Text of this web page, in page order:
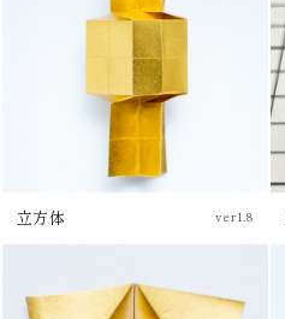
立方体 ver1.8